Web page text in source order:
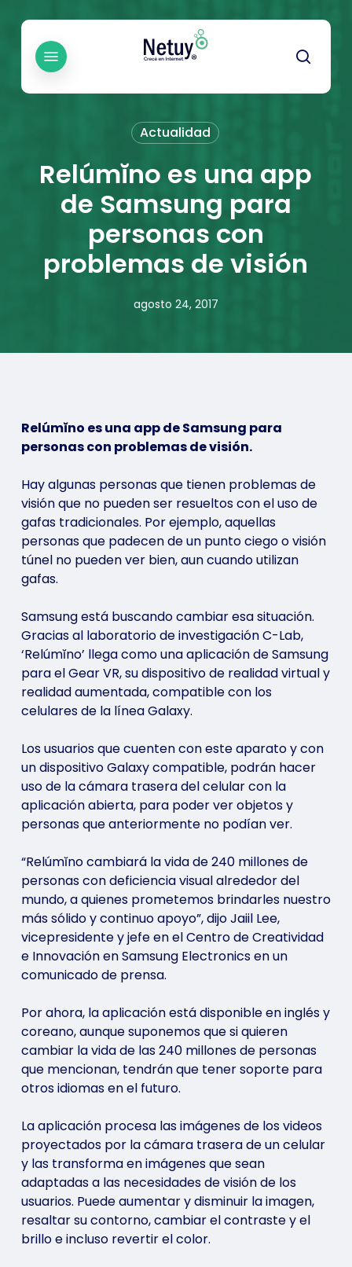
content
Menu
Actualidad
Relúmĭno es una app
de Samsung para
personas con
problemas de visión
agosto 24, 2017
Relúmĭno es una app de Samsung para
personas con problemas de visión.
Hay algunas personas que tienen problemas de
visión que no pueden ser resueltos con el uso de
gafas tradicionales. Por ejemplo, aquellas
personas que padecen de un punto ciego o visión
túnel no pueden ver bien, aun cuando utilizan
gafas.
Samsung está buscando cambiar esa situación.
Gracias al laboratorio de investigación C-Lab,
‘Relúmĭno’ llega como una aplicación de Samsung
para el Gear VR, su dispositivo de realidad virtual y
realidad aumentada, compatible con los
celulares de la línea Galaxy.
Los usuarios que cuenten con este aparato y con
un dispositivo Galaxy compatible, podrán hacer
uso de la cámara trasera del celular con la
aplicación abierta, para poder ver objetos y
personas que anteriormente no podían ver.
“Relúmĭno cambiará la vida de 240 millones de
personas con deficiencia visual alrededor del
mundo, a quienes prometemos brindarles nuestro
más sólido y continuo apoyo”, dijo Jaiil Lee,
vicepresidente y jefe en el Centro de Creatividad
e Innovación en Samsung Electronics en un
comunicado de prensa.
Por ahora, la aplicación está disponible en inglés y
coreano, aunque suponemos que si quieren
cambiar la vida de las 240 millones de personas
que mencionan, tendrán que tener soporte para
otros idiomas en el futuro.
La aplicación procesa las imágenes de los videos
proyectados por la cámara trasera de un celular
y las transforma en imágenes que sean
adaptadas a las necesidades de visión de los
usuarios. Puede aumentar y disminuir la imagen,
resaltar su contorno, cambiar el contraste y el
brillo e incluso revertir el color.